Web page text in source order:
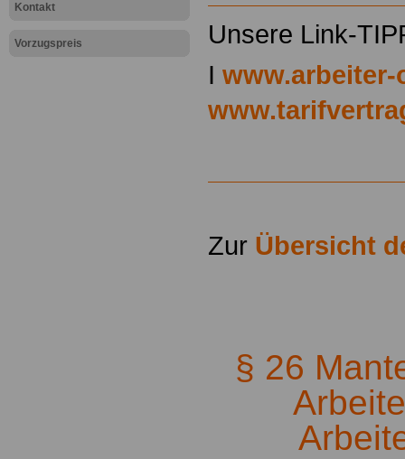
Kontakt
Vorzugspreis
Unsere Link-
I www.arbeiter-
Zur Übersicht
§ 26